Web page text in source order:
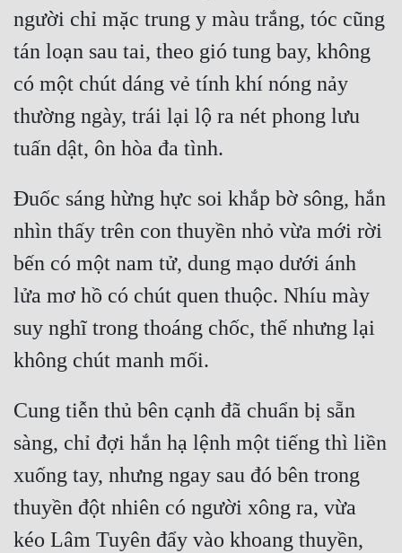
người chỉ mặc trung y màu trắng, tóc cũng
tán loạn sau tai, theo gió tung bay, không
có một chút dáng vẻ tính khí nóng nảy
thường ngày, trái lại lộ ra nét phong lưu
Đuốc sáng hừng hực soi khắp bờ sông, hắn
nhìn thấy trên con thuyền nhỏ vừa mới rời
bến có một nam tử, dung mạo dưới ánh
lửa mơ hồ có chút quen thuộc. Nhíu mày
suy nghĩ trong thoáng chốc, thế nhưng lại
Cung tiễn thủ bên cạnh đã chuẩn bị sẵn
sàng, chỉ đợi hắn hạ lệnh một tiếng thì liền
xuống tay, nhưng ngay sau đó bên trong
thuyền đột nhiên có người xông ra, vừa
kéo Lâm Tuyên đẩy vào khoang thuyền,